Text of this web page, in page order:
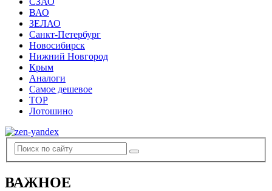
ВАО
ЗЕЛАО
Санкт-Петербург
Новосибирск
Нижний Новгород
Крым
Аналоги
Самое дешевое
TOP
Лотошино
ВАЖНОЕ